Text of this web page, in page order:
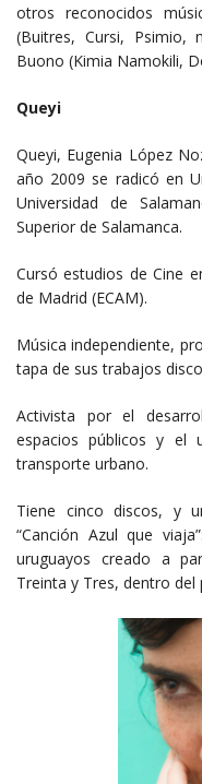
otros reconocidos
(Buitres, Cursi, Psimio,
Buono (Kimia Namokili,
Queyi
Queyi, Eugenia López
año 2009 se radicó en
Universidad de
Superior de Salamanca.
Cursó estudios de Cine
de Madrid (ECAM).
Música independiente,
tapa de sus trabajos
Activista por el
espacios públicos y el
transporte urbano.
Tiene cinco discos, y
“Canción Azul que
uruguayos creado a
Treinta y Tres, dentro del